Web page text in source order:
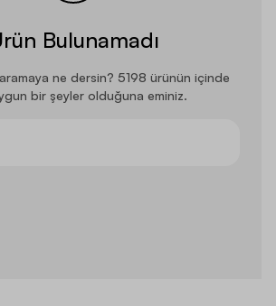
Bulunamadı
ne dersin? 5198 ürünün içinde
bir şeyler olduğuna eminiz.